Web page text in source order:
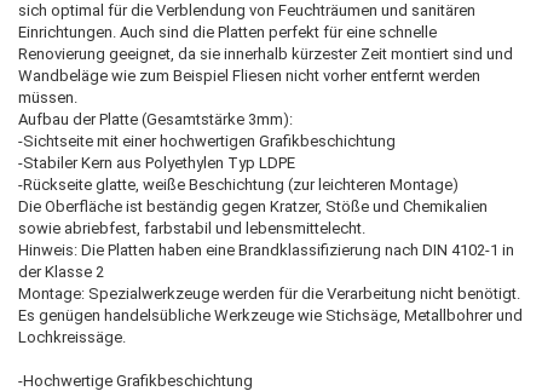
sich optimal für die Verblendung von Feuchträumen und sanitären
Einrichtungen. Auch sind die Platten perfekt für eine schnelle
Renovierung geeignet, da sie innerhalb kürzester Zeit montiert sind und
Wandbeläge wie zum Beispiel Fliesen nicht vorher entfernt werden
müssen.
Aufbau der Platte (Gesamtstärke 3mm):
-Sichtseite mit einer hochwertigen Grafikbeschichtung
-Stabiler Kern aus Polyethylen Typ LDPE
-Rückseite glatte, weiße Beschichtung (zur leichteren Montage)
Die Oberfläche ist beständig gegen Kratzer, Stöße und Chemikalien
sowie abriebfest, farbstabil und lebensmittelecht.
Hinweis: Die Platten haben eine Brandklassifizierung nach DIN 4102-1 in
der Klasse 2
Montage: Spezialwerkzeuge werden für die Verarbeitung nicht benötigt.
Es genügen handelsübliche Werkzeuge wie Stichsäge, Metallbohrer und
Lochkreissäge.
-Hochwertige Grafikbeschichtung